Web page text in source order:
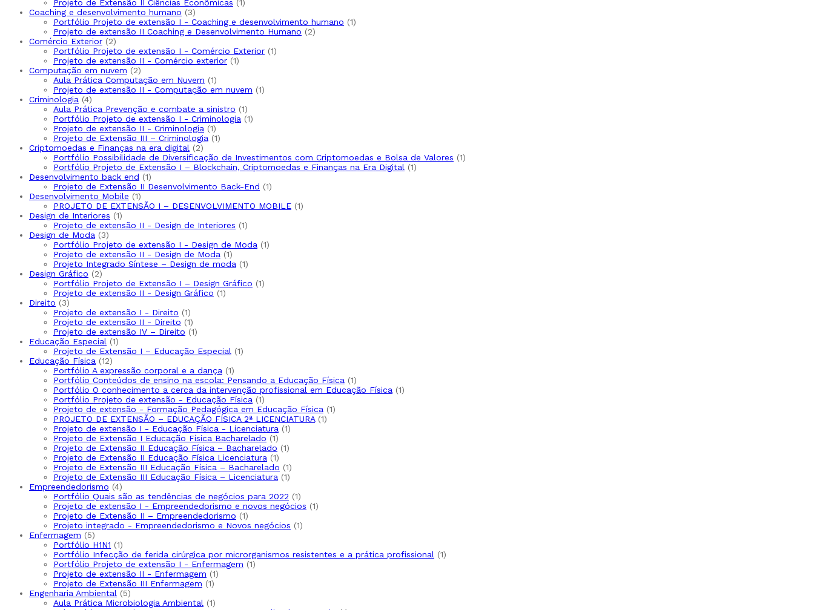
Projeto de Extensão II Ciências Econômicas 1
Coaching e desenvolvimento humano 33
produtos
Portfólio Projeto de extensão I - Coaching e desenvolvimento humano 11
Projeto de extensão II Coaching e Desenvolvimento Humano 22
Comércio Exterior 22
produtos
Portfólio Projeto de extensão I - Comércio Exterior 11
Projeto de extensão II - Comércio exterior 11
Computação em nuvem 22
produtos
Aula Prática Computação em Nuvem 11
produto
Projeto de extensão II - Computação em nuvem 11
Criminologia 44
produtos
Aula Prática Prevenção e combate a sinistro 11
produto
Portfólio Projeto de extensão I - Criminologia 11
Projeto de extensão II - Criminologia 11
produto
Projeto de Extensão III – Criminologia 11
Criptomoedas e Finanças na era digital 22
produtos
Portfólio Possibilidade de Diversificação de Investimentos com Criptomoedas e Bolsa de Valores 11
Portfólio Projeto de Extensão I – Blockchain, Criptomoedas e Finanças na Era Digital 11
Desenvolvimento back end 11
produto
Projeto de Extensão II Desenvolvimento Back-End 11
Desenvolvimento Mobile 11
produto
PROJETO DE EXTENSÃO I – DESENVOLVIMENTO MOBILE 11
Design de Interiores 11
produto
Projeto de extensão II - Design de Interiores 11
Design de Moda 33
produtos
Portfólio Projeto de extensão I - Design de Moda 11
Projeto de extensão II - Design de Moda 11
produto
Projeto Integrado Síntese – Design de moda 11
Design Gráfico 22
produtos
Portfólio Projeto de Extensão I – Design Gráfico 11
Projeto de extensão II - Design Gráfico 11
Direito 33
produtos
Projeto de extensão I - Direito 11
produto
Projeto de extensão II - Direito 11
produto
Projeto de extensão IV – Direito 11
Educação Especial 11
produto
Projeto de Extensão I – Educação Especial 11
Educação Física 1212
produtos
Portfólio A expressão corporal e a dança 11
produto
Portfólio Conteúdos de ensino na escola: Pensando a Educação Física 11
produto
Portfólio O conhecimento a cerca da intervenção profissional em Educação Física 11
Portfólio Projeto de extensão - Educação Física 11
produto
Projeto de extensão - Formação Pedagógica em Educação Física 11
PROJETO DE EXTENSÃO – EDUCAÇÃO FÍSICA 2ª LICENCIATURA 11
Projeto de extensão I - Educação Física - Licenciatura 11
Projeto de Extensão I Educação Física Bacharelado 11
produto
Projeto de Extensão II Educação Física – Bacharelado 11
Projeto de Extensão II Educação Física Licenciatura 11
produto
Projeto de Extensão III Educação Física – Bacharelado 11
produto
Projeto de Extensão III Educação Física – Licenciatura 11
Empreendedorismo 44
produtos
Portfólio Quais são as tendências de negócios para 2022 11
produto
Projeto de extensão I - Empreendedorismo e novos negócios 11
Projeto de Extensão II – Empreendedorismo 11
produto
Projeto integrado - Empreendedorismo e Novos negócios 11
Enfermagem 55
produtos
Portfólio H1N1 11
produto
Portfólio Infecção de ferida cirúrgica por microrganismos resistentes e a prática profissional 11
Portfólio Projeto de extensão I - Enfermagem 11
Projeto de extensão II - Enfermagem 11
Projeto de Extensão III Enfermagem 11
Engenharia Ambiental 55
produtos
Aula Prática Microbiologia Ambiental 11